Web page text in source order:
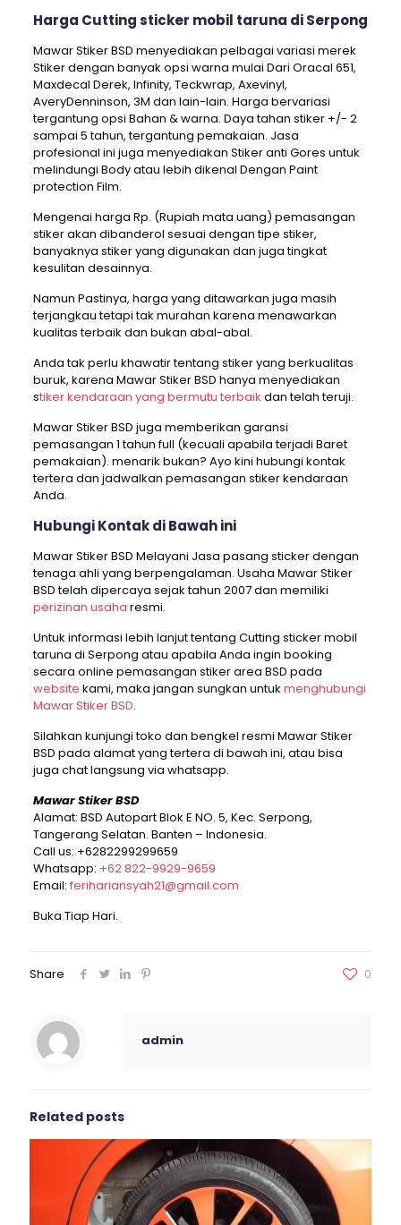
Harga Cutting sticker mobil taruna di Serpong
Mawar Stiker BSD menyediakan pelbagai variasi merek
Stiker dengan banyak opsi warna mulai Dari Oracal 651,
Maxdecal Derek, Infinity, Teckwrap, Axevinyl,
AveryDenninson, 3M dan lain-lain. Harga bervariasi
tergantung opsi Bahan & warna. Daya tahan stiker +/- 2
sampai 5 tahun, tergantung pemakaian. Jasa
profesional ini juga menyediakan Stiker anti Gores untuk
melindungi Body atau lebih dikenal Dengan Paint
protection Film.
Mengenai harga Rp. (Rupiah mata uang) pemasangan
stiker akan dibanderol sesuai dengan tipe stiker,
banyaknya stiker yang digunakan dan juga tingkat
kesulitan desainnya.
Namun Pastinya, harga yang ditawarkan juga masih
terjangkau tetapi tak murahan karena menawarkan
kualitas terbaik dan bukan abal-abal.
Anda tak perlu khawatir tentang stiker yang berkualitas
buruk, karena Mawar Stiker BSD hanya menyediakan
stiker kendaraan yang bermutu terbaik dan telah teruji.
Mawar Stiker BSD juga memberikan garansi
pemasangan 1 tahun full (kecuali apabila terjadi Baret
pemakaian). menarik bukan? Ayo kini hubungi kontak
tertera dan jadwalkan pemasangan stiker kendaraan
Anda.
Hubungi Kontak di Bawah ini
Mawar Stiker BSD Melayani Jasa pasang sticker dengan
tenaga ahli yang berpengalaman. Usaha Mawar Stiker
BSD telah dipercaya sejak tahun 2007 dan memiliki
perizinan usaha resmi.
Untuk informasi lebih lanjut tentang Cutting sticker mobil
taruna di Serpong atau apabila Anda ingin booking
secara online pemasangan stiker area BSD pada
website kami, maka jangan sungkan untuk menghubungi
Mawar Stiker BSD.
Silahkan kunjungi toko dan bengkel resmi Mawar Stiker
BSD pada alamat yang tertera di bawah ini, atau bisa
juga chat langsung via whatsapp.
Mawar Stiker BSD
Alamat: BSD Autopart Blok E NO. 5, Kec. Serpong,
Tangerang Selatan. Banten – Indonesia.
Call us: +6282299299659
Whatsapp: +62 822-9929-9659
Email: ferihariansyah21@gmail.com
Buka Tiap Hari.
Share 0
admin
Related posts